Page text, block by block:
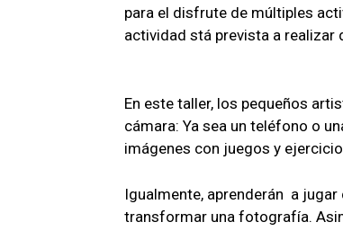
para el disfrute de múltiples
actividad stá prevista a
En este taller, los pequeños
cámara: Ya sea un teléfono o
imágenes con juegos y
Igualmente, aprenderán a
transformar una fotografía.